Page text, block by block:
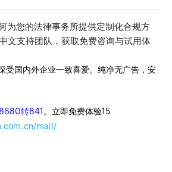
为您的法律事务所提供定制化合规方
文支持团队，获取免费咨询与试用体
受国内外企业一致喜爱。纯净无广告，安
转841 。立即免费体验15
mail/